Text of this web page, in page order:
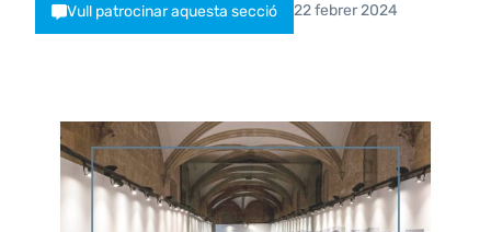
Vull patrocinar aquesta secció 22 febrer 2024